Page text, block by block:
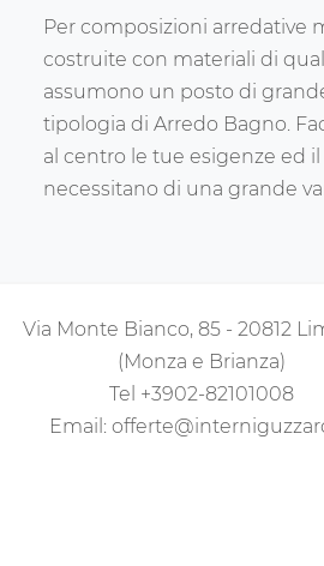
Per composizioni arredative
costruite con materiali di
assumono un posto di
tipologia di Arredo Bagno.
al centro le tue esigenze ed
necessitano di una grande
Via Monte Bianco, 85 - 20812
(Monza e Brianza)
Tel +3902-82101008
Email: